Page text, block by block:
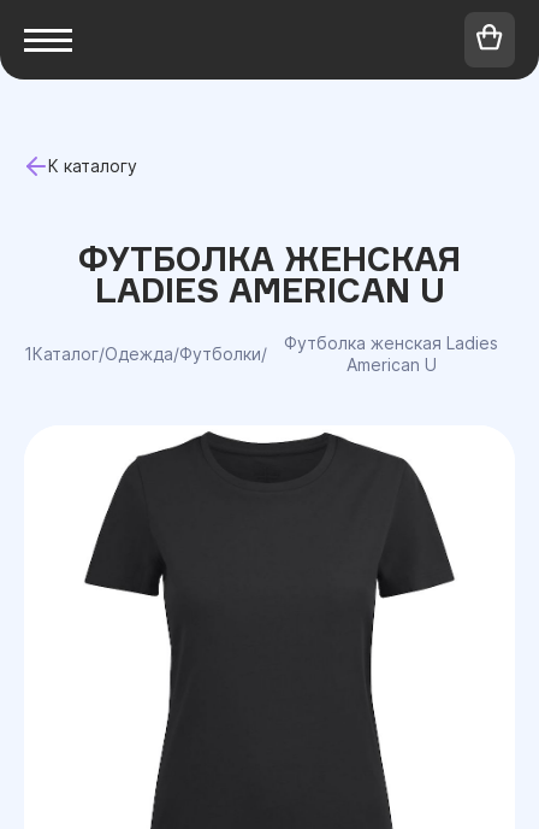
К каталогу
ФУТБОЛКА ЖЕНСКАЯ
LADIES AMERICAN U
1Каталог/Одежда/Футболки/
Футболка женская Ladies
American U